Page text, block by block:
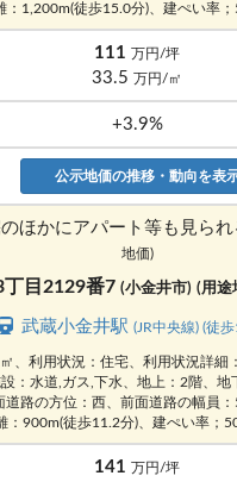
：1,200m(徒歩15.0分)、建ぺい率
111 万円/坪
33.5 万円/㎡
+3.9%
公示地価の推移・動向を表
ほかにアパート等も見ら
地価)
丁目2129番7 (小金井市) (用途
武蔵小金井駅 (JR中央線) (徒
、利用状況：住宅、利用状況詳細
：水道,ガス,下水、地上：2階、地
道路の方位：西、前面道路の幅員
：900m(徒歩11.2分)、建ぺい率；
141 万円/坪